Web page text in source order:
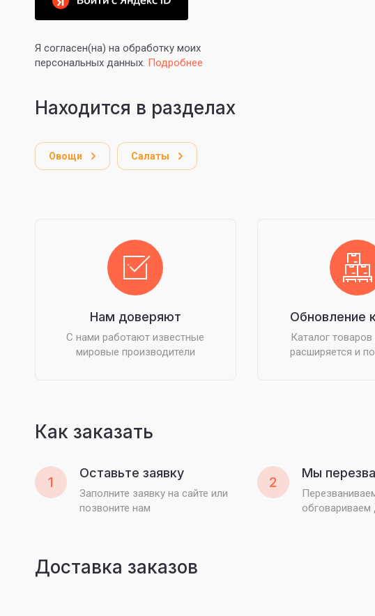
Я согласен(на) на обработку моих
персональных данных. Подробнее
Находится в разделах
Овощи Салаты
Нам доверяют
С нами работают известные
мировые производители
Обновление
Каталог товаров
расширяется и
Как заказать
1
Оставьте заявку
Заполните заявку на сайте или
позвоните нам
2
Мы
обговариваем
Доставка заказов